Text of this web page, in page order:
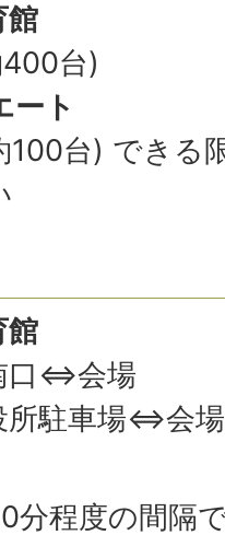
館
台)
ート
100台) できる
館
口⇔会場
所駐車場⇔会
分程度の間隔